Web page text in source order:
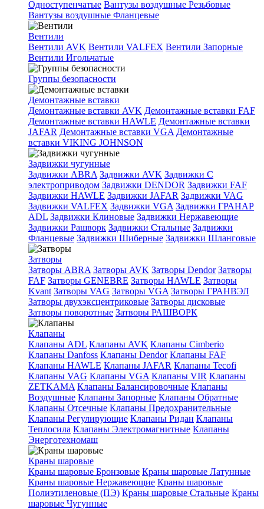
Одноступенчатые Вантузы воздушные Резьбовые
Вантузы воздушные Фланцевые
Вентили
Вентили AVK Вентили VALFEX Вентили Запорные
Вентили Игольчатые
Группы безопасности
Демонтажные вставки
Демонтажные вставки AVK Демонтажные вставки FAF
Демонтажные вставки HAWLE Демонтажные вставки
JAFAR Демонтажные вставки VGA Демонтажные
вставки VIKING JOHNSON
Задвижки чугунные
Задвижки ABRA Задвижки AVK Задвижки C
электроприводом Задвижки DENDOR Задвижки FAF
Задвижки HAWLE Задвижки JAFAR Задвижки VAG
Задвижки VALFEX Задвижки VGA Задвижки ГРАНАР
ADL Задвижки Клиновые Задвижки Нержавеющие
Задвижки Рашворк Задвижки Стальные Задвижки
Фланцевые Задвижки Шиберные Задвижки Шланговые
Затворы
Затворы ABRA Затворы AVK Затворы Dendor Затворы
FAF Затворы GENEBRE Затворы HAWLE Затворы
Kvant Затворы VAG Затворы VGA Затворы ГРАНВЭЛ
Затворы двухэксцентриковые Затворы дисковые
Затворы поворотные Затворы РАШВОРК
Клапаны
Клапаны ADL Клапаны AVK Клапаны Cimberio
Клапаны Danfoss Клапаны Dendor Клапаны FAF
Клапаны HAWLE Клапаны JAFAR Клапаны Tecofi
Клапаны VAG Клапаны VGA Клапаны VIR Клапаны
ZETKAMA Клапаны Балансировочные Клапаны
Воздушные Клапаны Запорные Клапаны Обратные
Клапаны Отсечные Клапаны Предохранительные
Клапаны Регулирующие Клапаны Ридан Клапаны
Теплосила Клапаны Электромагнитные Клапаны
Энерготехномаш
Краны шаровые
Краны шаровые Бронзовые Краны шаровые Латунные
Краны шаровые Нержавеющие Краны шаровые
Полиэтиленовые (ПЭ) Краны шаровые Стальные Краны
шаровые Чугунные